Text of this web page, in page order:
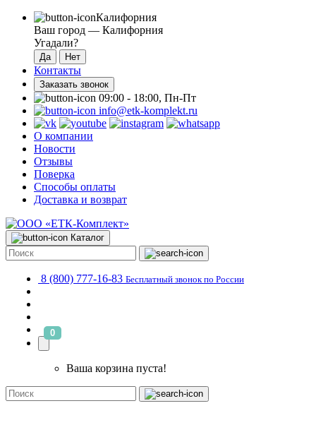
Калифорния
Ваш город — Калифорния
Угадали?
Контакты
Заказать звонок
09:00 - 18:00, Пн-Пт
info@etk-komplekt.ru
О компании
Новости
Отзывы
Поверка
Способы оплаты
Доставка и возврат
Каталог
8 (800) 777-16-83 Бесплатный звонок по России
0
Ваша корзина пуста!